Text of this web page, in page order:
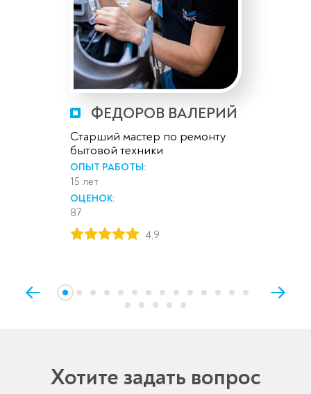
ФЕДОРОВ ВАЛЕРИЙ
Старший мастер по ремонту
бытовой техники
ОПЫТ РАБОТЫ:
15 лет
ОЦЕНОК:
87
4,9
Хотите задать вопрос